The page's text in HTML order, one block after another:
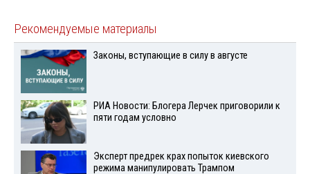
Рекомендуемые материалы
Законы, вступающие в силу в августе
РИА Новости: Блогера Лерчек приговорили к
пяти годам условно
Эксперт предрек крах попыток киевского
режима манипулировать Трампом